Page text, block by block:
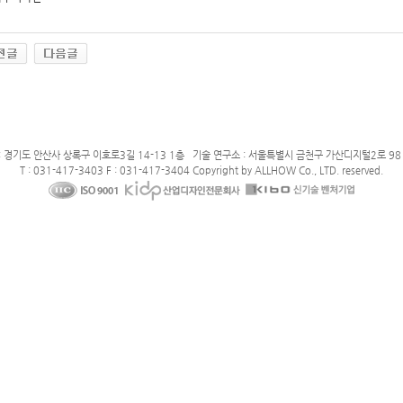
기도 안산사 상록구 이호로3길 14-13 1층 기술 연구소 : 서울특별시 금천구 가산디지털2로
T : 031-417-3403 F : 031-417-3404 Copyright by ALLHOW Co., LTD. reserved.